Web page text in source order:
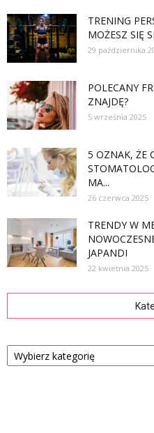
TRENING
MOŻESZ SIĘ
29 października
POLECANY
ZNAJDĘ?
5 września 2025
5 OZNAK, ŻE
MA...
26 czerwca 2025
TRENDY W
JAPANDI
22 kwietnia 2025
Kategorie